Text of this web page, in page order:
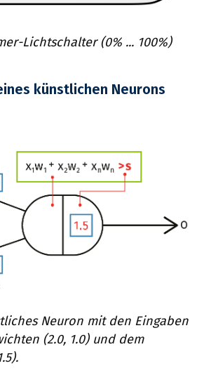
Lichtschalter (0% ... 100%)
künstlichen Neurons
Neuron mit den Eingaben
(2.0, 1.0) und dem